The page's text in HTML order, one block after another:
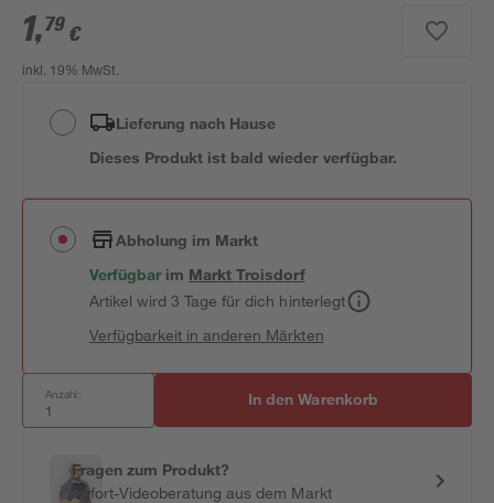
1,79 €
inkl. 19% MwSt.
Lieferung nach Hause
Dieses Produkt ist bald wieder verfügbar.
Abholung im Markt
Verfügbar im MarktTroisdorf
Artikel wird 3 Tage für dich hinterlegt
Verfügbarkeit in anderen Märkten
Anzahl: In den Warenkorb
Fragen zum Produkt?
Sofort-Videoberatung aus dem Markt